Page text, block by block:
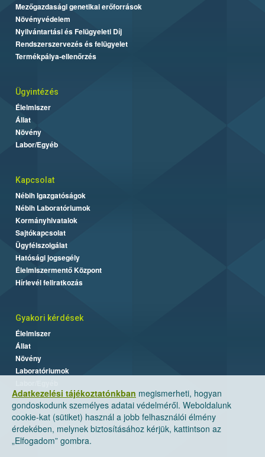
Adatkezelési tájékoztatónkban megismerheti, hogyan
gondoskodunk személyes adatai védelméről. Weboldalunk
cookie-kat (sütiket) használ a jobb felhasználói élmény
érdekében, melynek biztosításához kérjük, kattintson az
„Elfogadom” gombra.
Mezőgazdasági genetikai erőforrások
Növényvédelem
Nyilvántartási és Felügyeleti Díj
Rendszerszervezés és felügyelet
Termékpálya-ellenőrzés
Ügyintézés
Élelmiszer
Állat
Növény
Labor/Egyéb
Kapcsolat
Nébih Igazgatóságok
Nébih Laboratóriumok
Kormányhivatalok
Sajtókapcsolat
Ügyfélszolgálat
Hatósági jogsegély
Élelmiszermentő Központ
Hírlevél feliratkozás
Gyakori kérdések
Élelmiszer
Állat
Növény
Laboratóriumok